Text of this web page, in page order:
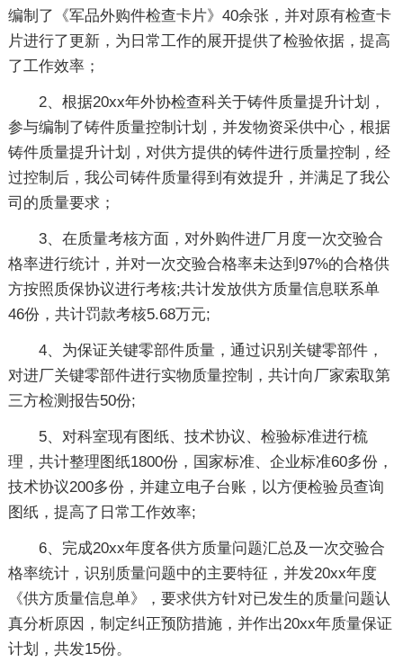
编制了《军品外购件检查卡片》40余张，并对原有检查卡
片进行了更新，为日常工作的展开提供了检验依据，提高
了工作效率；
2、根据20xx年外协检查科关于铸件质量提升计划，
参与编制了铸件质量控制计划，并发物资采供中心，根据
铸件质量提升计划，对供方提供的铸件进行质量控制，经
过控制后，我公司铸件质量得到有效提升，并满足了我公
司的质量要求；
3、在质量考核方面，对外购件进厂月度一次交验合
格率进行统计，并对一次交验合格率未达到97%的合格供
方按照质保协议进行考核;共计发放供方质量信息联系单
46份，共计罚款考核5.68万元;
4、为保证关键零部件质量，通过识别关键零部件，
对进厂关键零部件进行实物质量控制，共计向厂家索取第
三方检测报告50份;
5、对科室现有图纸、技术协议、检验标准进行梳
理，共计整理图纸1800份，国家标准、企业标准60多份，
技术协议200多份，并建立电子台账，以方便检验员查询
图纸，提高了日常工作效率;
6、完成20xx年度各供方质量问题汇总及一次交验合
格率统计，识别质量问题中的主要特征，并发20xx年度
《供方质量信息单》，要求供方针对已发生的质量问题认
真分析原因，制定纠正预防措施，并作出20xx年质量保证
计划，共发15份。